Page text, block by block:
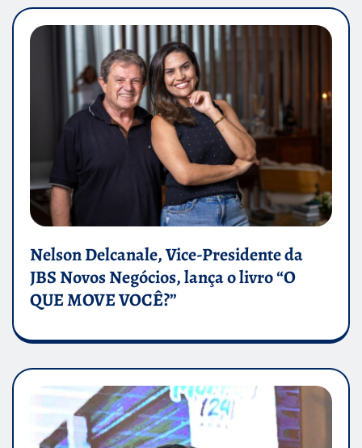
Nelson Delcanale, Vice-Presidente da
JBS Novos Negócios, lança o livro “O
QUE MOVE VOCÊ?”